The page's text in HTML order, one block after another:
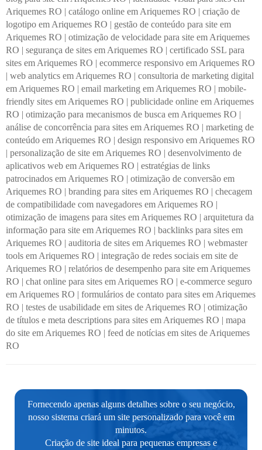
Ariquemes RO | catálogo online em Ariquemes RO | criação de
logotipo em Ariquemes RO | gestão de conteúdo para site em
Ariquemes RO | otimização de velocidade para site em Ariquemes
RO | segurança de sites em Ariquemes RO | certificado SSL para
sites em Ariquemes RO | ecommerce responsivo em Ariquemes RO
| web analytics em Ariquemes RO | consultoria de marketing digital
em Ariquemes RO | email marketing em Ariquemes RO | mobile-
friendly sites em Ariquemes RO | publicidade online em Ariquemes
RO | otimização para mecanismos de busca em Ariquemes RO |
análise de concorrência para sites em Ariquemes RO | marketing de
conteúdo em Ariquemes RO | design responsivo em Ariquemes RO
| personalização de site em Ariquemes RO | desenvolvimento de
aplicativos web em Ariquemes RO | estratégias de links
patrocinados em Ariquemes RO | otimização de conversão em
Ariquemes RO | branding para sites em Ariquemes RO | checagem
de compatibilidade com navegadores em Ariquemes RO |
otimização de imagens para sites em Ariquemes RO | arquitetura da
informação para site em Ariquemes RO | backlinks para sites em
Ariquemes RO | auditoria de sites em Ariquemes RO | webmaster
tools em Ariquemes RO | integração de redes sociais em site de
Ariquemes RO | relatórios de desempenho para site em Ariquemes
RO | chat online para sites em Ariquemes RO | e-commerce seguro
em Ariquemes RO | formulários de contato para sites em Ariquemes
RO | testes de usabilidade em sites de Ariquemes RO | otimização
de títulos e meta descriptions para sites em Ariquemes RO | mapa
do site em Ariquemes RO | feed de notícias em sites de Ariquemes
RO
Fornecendo apenas alguns detalhes sobre o seu negócio,
nosso sistema criará um site personalizado para você em
minutos.
Criação de site ideal para pequenas empresas e